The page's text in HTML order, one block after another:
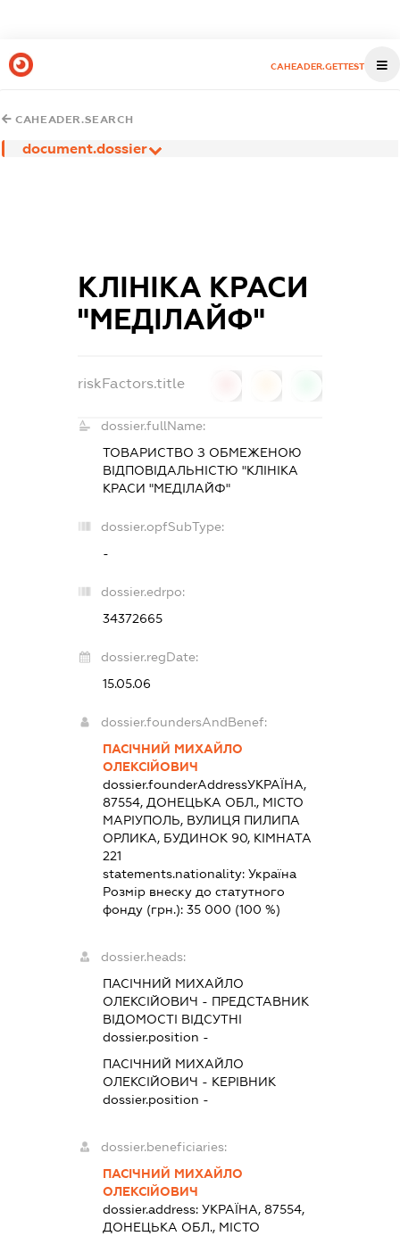
CAHEADER.GETTEST
CAHEADER.SEARCH
document.dossier
КЛІНІКА КРАСИ
"МЕДІЛАЙФ"
riskFactors.title
dossier.fullName:
ТОВАРИСТВО З ОБМЕЖЕНОЮ
ВІДПОВІДАЛЬНІСТЮ "КЛІНІКА
КРАСИ "МЕДІЛАЙФ"
dossier.opfSubType:
-
dossier.edrpo:
34372665
dossier.regDate:
15.05.06
dossier.foundersAndBenef:
ПАСІЧНИЙ МИХАЙЛО
ОЛЕКСІЙОВИЧ
dossier.founderAddressУКРАЇНА,
87554, ДОНЕЦЬКА ОБЛ., МІСТО
МАРІУПОЛЬ, ВУЛИЦЯ ПИЛИПА
ОРЛИКА, БУДИНОК 90, КІМНАТА
221
statements.nationality: Україна
Розмір внеску до статутного
фонду (грн.): 35 000 (100 %)
dossier.heads:
ПАСІЧНИЙ МИХАЙЛО
ОЛЕКСІЙОВИЧ - ПРЕДСТАВНИК
ВІДОМОСТІ ВІДСУТНІ
dossier.position -
ПАСІЧНИЙ МИХАЙЛО
ОЛЕКСІЙОВИЧ - КЕРІВНИК
dossier.position -
dossier.beneficiaries:
ПАСІЧНИЙ МИХАЙЛО
ОЛЕКСІЙОВИЧ
dossier.address: УКРАЇНА, 87554,
ДОНЕЦЬКА ОБЛ., МІСТО